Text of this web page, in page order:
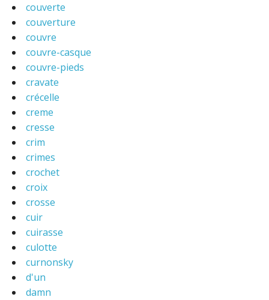
couverte
couverture
couvre
couvre-casque
couvre-pieds
cravate
crécelle
creme
cresse
crim
crimes
crochet
croix
crosse
cuir
cuirasse
culotte
curnonsky
d'un
damn